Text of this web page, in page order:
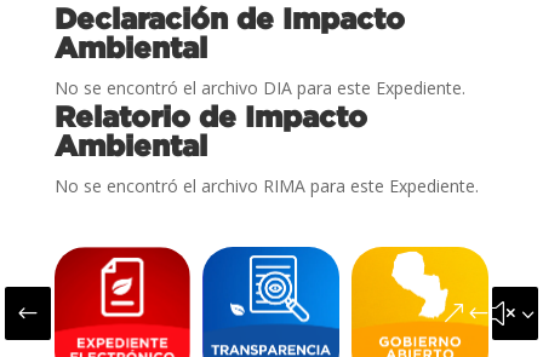
Declaración de Impacto
Ambiental
No se encontró el archivo DIA para este Expediente.
Relatorio de Impacto
Ambiental
No se encontró el archivo RIMA para este Expediente.
#